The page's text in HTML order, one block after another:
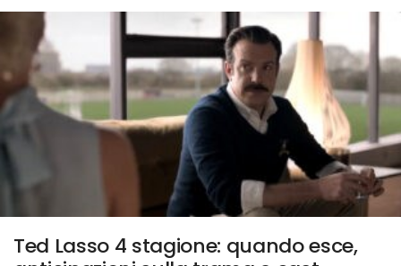
Ted Lasso 4 stagione: quando esce,